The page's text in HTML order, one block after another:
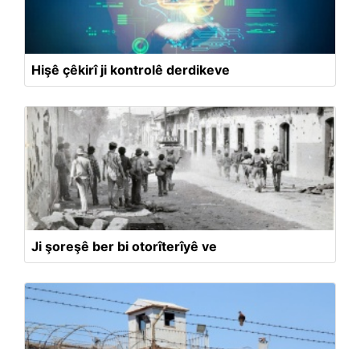
Hişê çêkirî ji kontrolê derdikeve
Ji şoreşê ber bi otorîterîyê ve